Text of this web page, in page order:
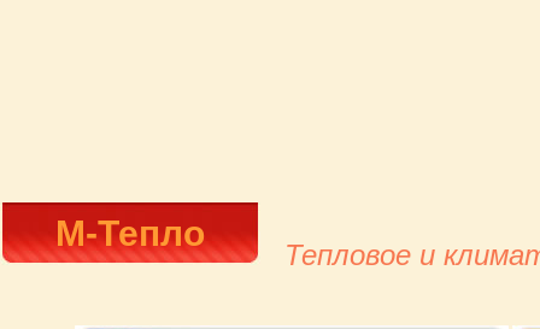
М-Тепло
Тепловое и